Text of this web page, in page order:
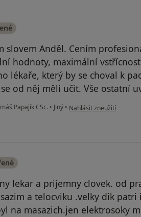
slovem Anděl. Cením
hodnoty, maximální
lékaře, který by se choval k
od něj měli učit. Vše ostatní
Papajík CSc. • Jiný • podle názoru uživatele
Nahlásit zneužití
lekar a prijemny clovek. od
a telocviku .velky dik patri
na masazich.jen elektrosoky